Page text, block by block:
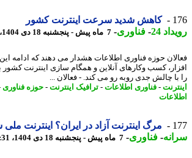
کاهش شدید سرعت اینترنت کشور
24
-فناوری- 7 ماه پیش - پنجشنبه 18 دی 1404، 21:12
حوزه فناوری اطلاعات هشدار می دهند که ادامه این
کسب وکارهای آنلاین و همگام سازی اینترنت کشور با
چالش جدی روبه رو می کند. - فعالان ...
-فناوری اطلاعات-ترافیک اینترنت-حوزه فناوری-
مرگ اینترنت آزاد در ایران؟ اینترنت ملی شد!
- فناوری- 7 ماه پیش - پنجشنبه 18 دی 1404، 20:31